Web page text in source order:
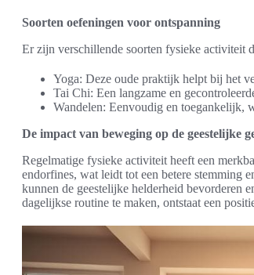
Soorten oefeningen voor ontspanning
Er zijn verschillende soorten fysieke activiteit
Yoga: Deze oude praktijk helpt bij het
Tai Chi: Een langzame en
Wandelen: Eenvoudig en toegankelijk,
De impact van beweging op de geestelijke
Regelmatige fysieke activiteit heeft een
endorfines, wat leidt tot een betere stemming
kunnen de geestelijke helderheid bevorderen
dagelijkse routine te maken, ontstaat een